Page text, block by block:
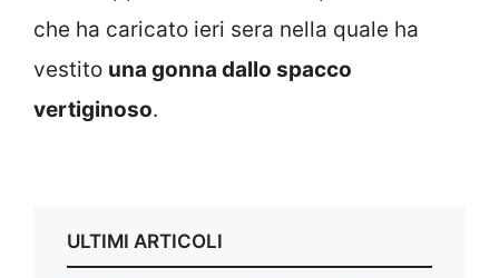
che ha caricato ieri sera nella quale ha
vestito una gonna dallo spacco
vertiginoso.
ULTIMI ARTICOLI